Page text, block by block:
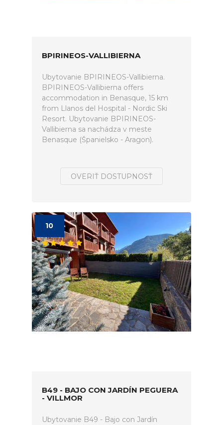
BPIRINEOS-VALLIBIERNA
Ubytovanie BPIRINEOS-Vallibierna.
BPIRINEOS-Vallibierna offers
accommodation in Benasque, 15 km
from Llanos del Hospital - Nordic Ski
Resort. Ubytovanie BPIRINEOS-
Vallibierna sa nachádza v meste
Benasque (Španielsko - Aragon).
OVERIŤ DOSTUPNOSŤ
10
B49 - BAJO CON JARDÍN PEGUERA
- VILLMOR
Ubytovanie B49 - Bajo con Jardín